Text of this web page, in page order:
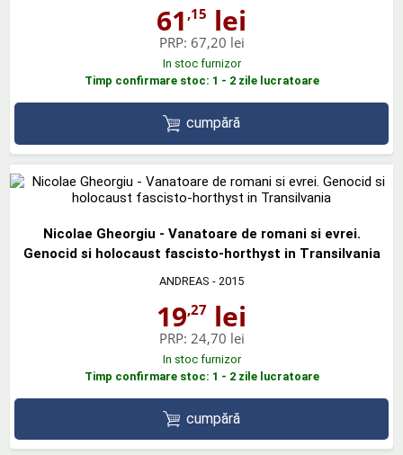
61 ,15 lei
PRP: 67,20 lei
In stoc furnizor
Timp confirmare stoc: 1 - 2 zile lucratoare
cumpără
Nicolae Gheorgiu - Vanatoare de romani si evrei.
Genocid si holocaust fascisto-horthyst in Transilvania
ANDREAS - 2015
19,27 lei
PRP: 24,70 lei
In stoc furnizor
Timp confirmare stoc: 1 - 2 zile lucratoare
cumpără